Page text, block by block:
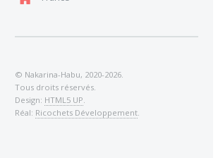
© Nakarina-Habu, 2020-2026.
Tous droits réservés.
Design: HTML5 UP.
Réal: Ricochets Développement.